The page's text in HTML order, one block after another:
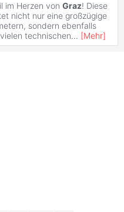
im Herzen von Graz! Diese
nicht nur eine großzügige
sondern ebenfalls
technischen... [Mehr]